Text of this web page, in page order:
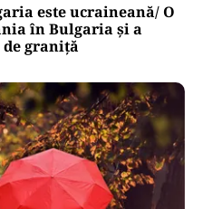
este ucraineană/ O
în Bulgaria şi a
graniţă